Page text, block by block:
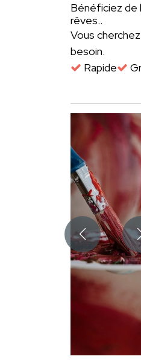
Bénéficiez de
rêves..
Vous
besoin.
Rapide